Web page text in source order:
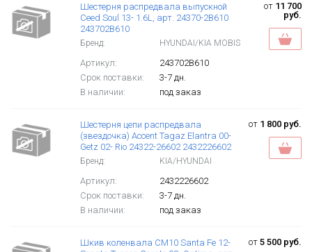
Шестерня распредвала выпускной
Ceed Soul 13- 1.6L, арт. 24370-2B610
243702B610
Бренд: HYUNDAI/KIA MOBIS
Артикул:
243702B610
Срок поставки:
3-7 дн.
В наличии:
под заказ
от 11 700
руб.
Шестерня цепи распредвала
(звездочка) Accent Tagaz Elantra 00-
Getz 02- Rio 24322-26602 2432226602
Бренд: KIA/HYUNDAI
Артикул:
2432226602
Срок поставки:
3-7 дн.
В наличии:
под заказ
от 1 800 руб.
Шкив коленвала CM10 Santa Fe 12-
от 5 500 руб.